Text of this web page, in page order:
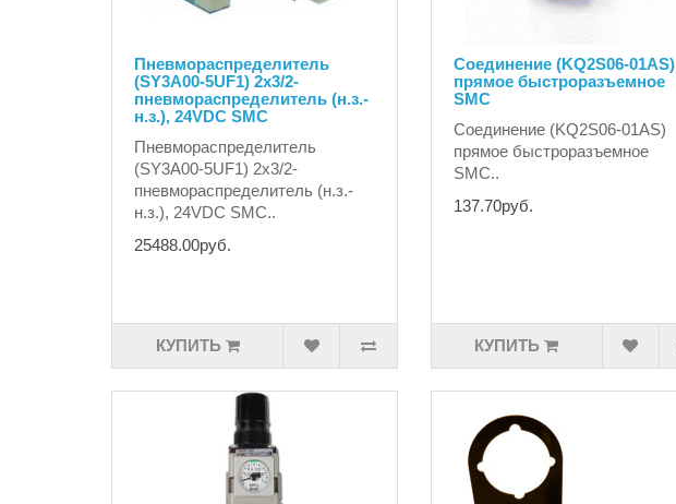
Пневмораспределитель
(SY3A00-5UF1) 2x3/2-
пневмораспределитель (н.з.-
н.з.), 24VDC SMC
Пневмораспределитель
(SY3A00-5UF1) 2x3/2-
пневмораспределитель (н.з.-
н.з.), 24VDC SMC..
25488.00руб.
КУПИТЬ
Соединение (KQ2S06-01AS)
прямое быстроразъемное
SMC
Соединение (KQ2S06-01AS)
прямое быстроразъемное
SMC..
137.70руб.
КУПИТЬ